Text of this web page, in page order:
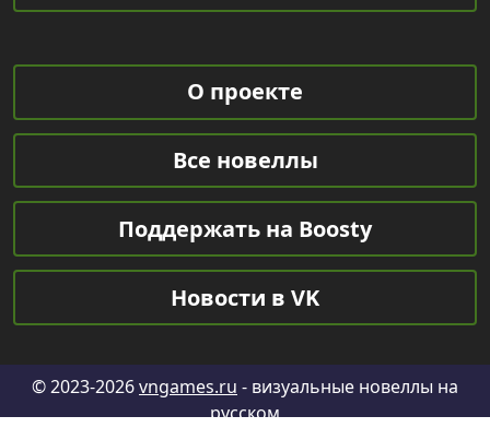
О проекте
Все новеллы
Поддержать на Boosty
Новости в VK
© 2023-2026vngames.ru - визуальные новеллы на
русском